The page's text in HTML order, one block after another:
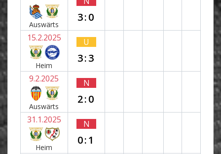
Auswärts
3:0
15.2.2025
Heim
U
3:3
9.2.2025
Auswärts
N
2:0
31.1.2025
Heim
N
0:1